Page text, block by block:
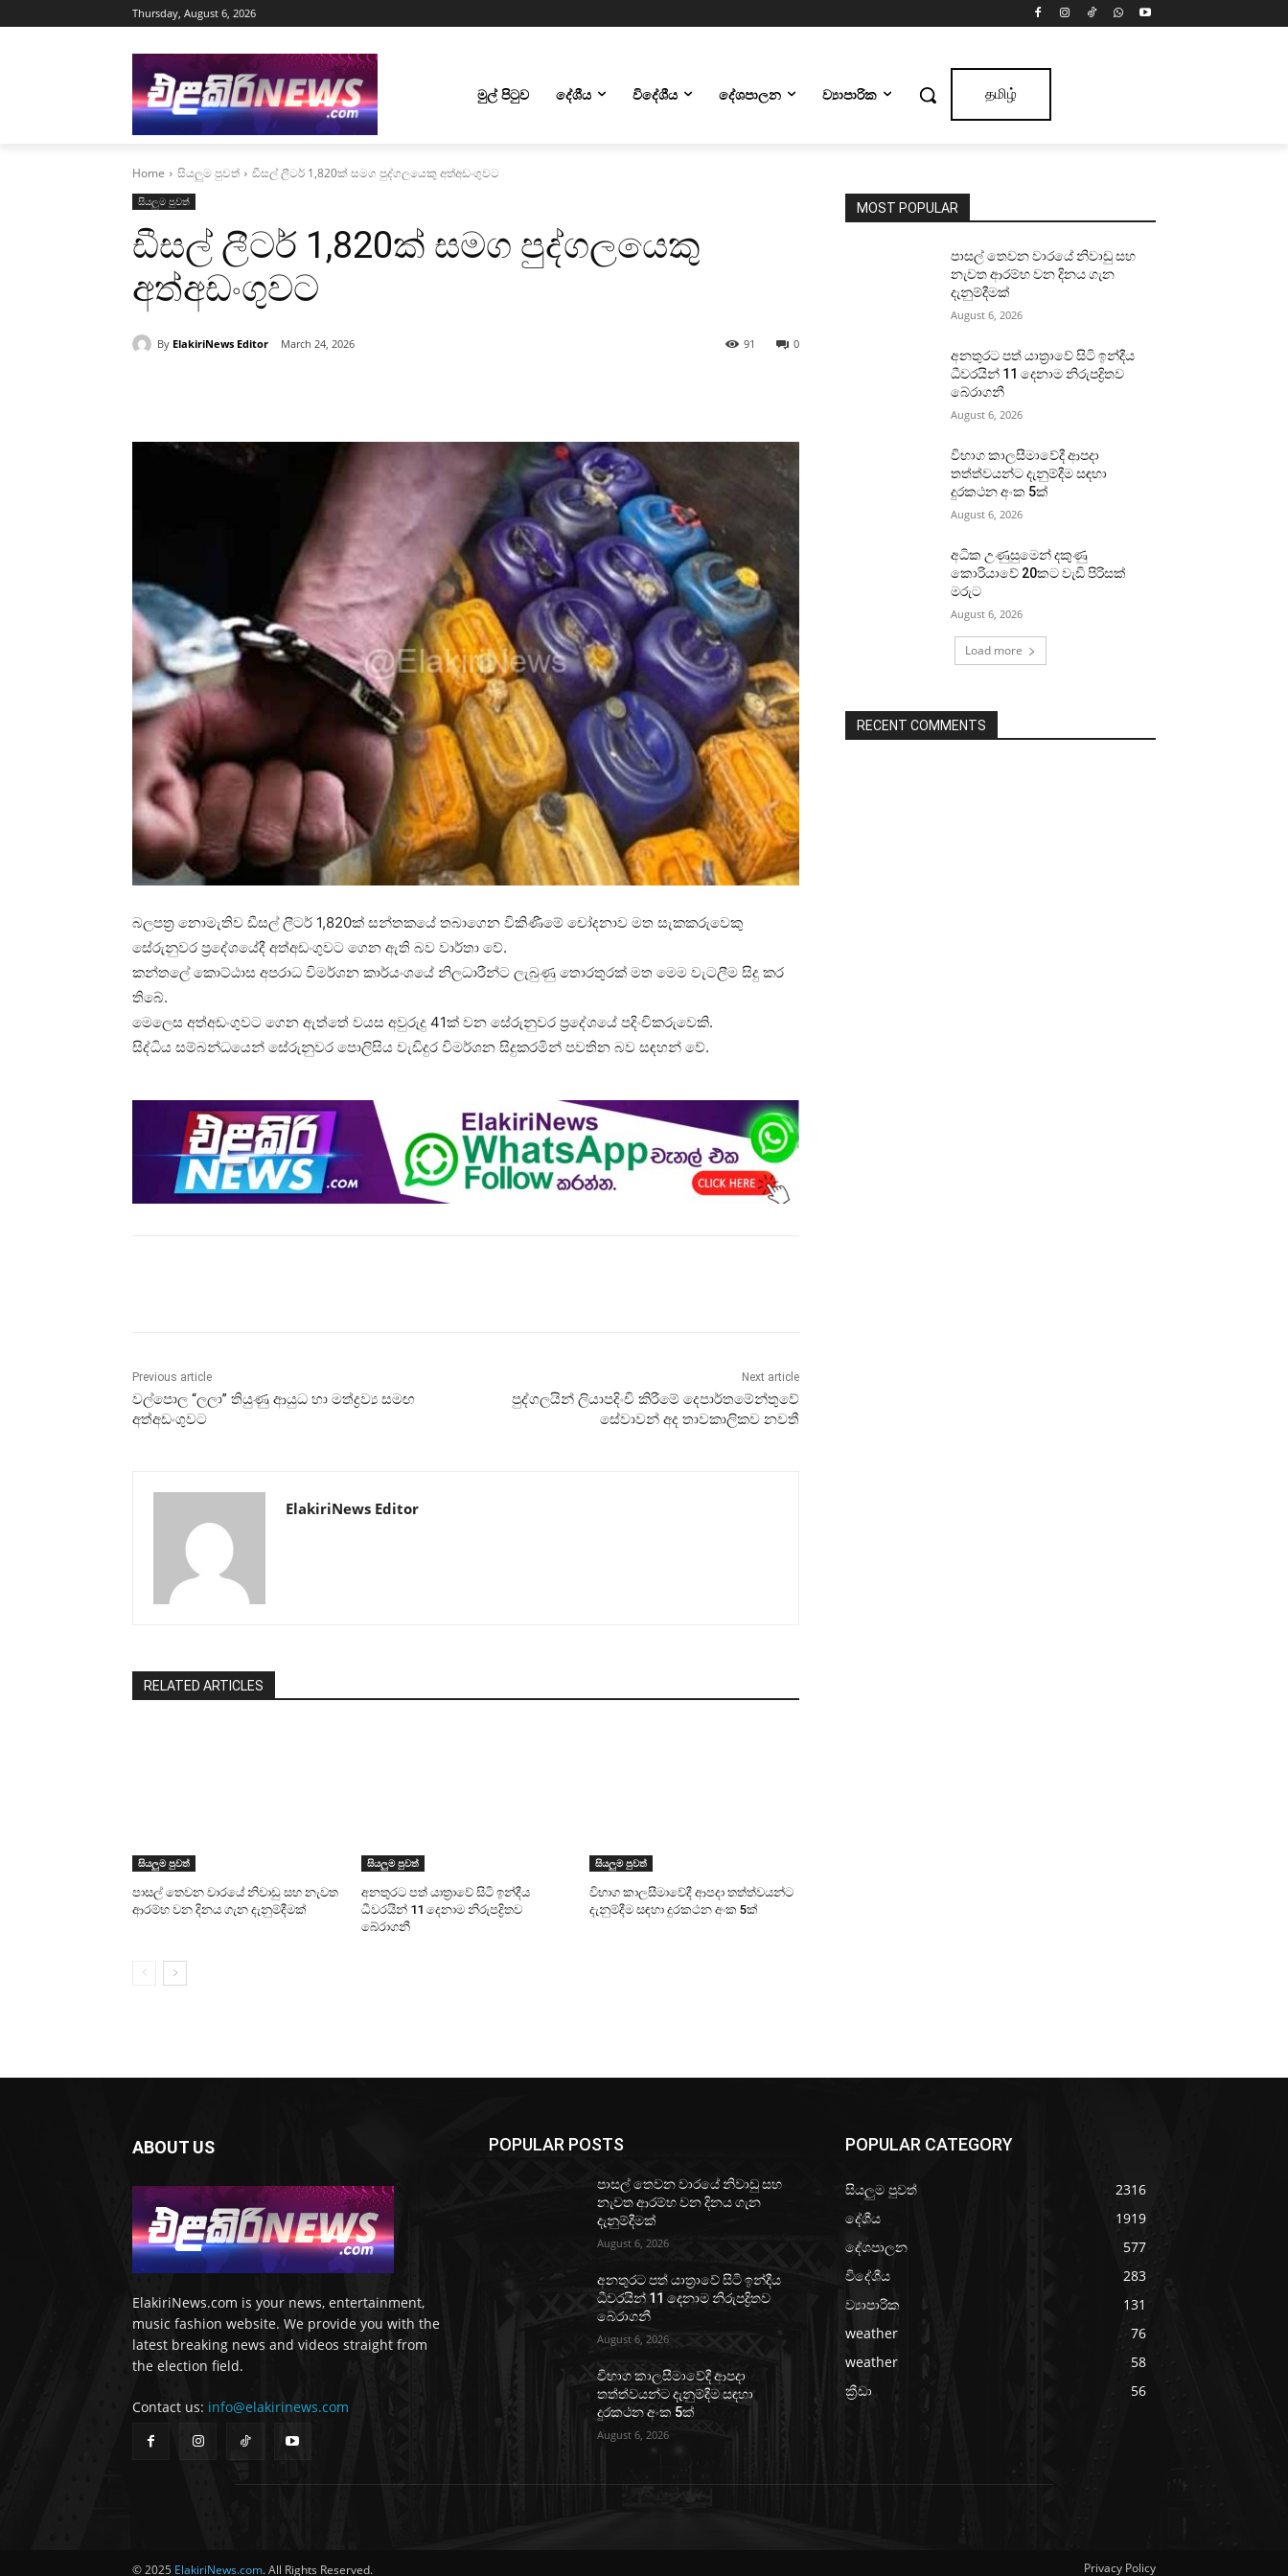
Thursday, August 6, 2026
මුල් පිටුව දේශීය විදේශීය දේශපාලන ව්‍යාපාරික தமிழ்
Home සියලුම පුවත් ඩීසල් ලීටර් 1,820ක් සමග පුද්ගලයෙකු අත්අඩංගුවට
සියලුම පුවත්
ඩීසල් ලීටර් 1,820ක් සමග පුද්ගලයෙකු
අත්අඩංගුවට
By ElakiriNews Editor March 24, 2026 0
91
බලපත්‍ර නොමැතිව ඩීසල් ලීටර් 1,820ක් සන්තකයේ තබාගෙන විකිණීමේ චෝදනාව මත සැකකරුවෙකු
සේරුනුවර ප්‍රදේශයේදී අත්අඩංගුවට ගෙන ඇති බව වාර්තා වේ.
කන්තලේ කොට්ඨාස අපරාධ විමර්ශන කාර්යංශයේ නිලධාරීන්ට ලැබුණු තොරතුරක් මත මෙම වැටලීම සිදු කර
තිබේ.
මෙලෙස අත්අඩංගුවට ගෙන ඇත්තේ වයස අවුරුදු 41ක් වන සේරුනුවර ප්‍රදේශයේ පදිංචිකරුවෙකි.
සිද්ධිය සම්බන්ධයෙන් සේරුනුවර පොලිසිය වැඩිදුර විමර්ශන සිදුකරමින් පවතින බව සඳහන් වේ.
Previous article
වල්පොල “ලලා” තියුණු ආයුධ හා මත්ද්‍රව්‍ය සමඟ
අත්අඩංගුවට
Next article
පුද්ගලයින් ලියාපදිංචි කිරීමේ දෙපාර්තමේන්තුවේ
සේවාවන් අද තාවකාලිකව නවතී
ElakiriNews Editor
RELATED ARTICLES
සියලුම පුවත්
පාසල් තෙවන වාරයේ නිවාඩු සහ නැවත
ආරම්භ වන දිනය ගැන දැනුම්දීමක්
සියලුම පුවත්
අනතුරට පත් යාත්‍රාවේ සිටි ඉන්දීය
ධීවරයින් 11 දෙනාම නිරුපද්‍රිතව
බේරාගනී
සියලුම පුවත්
විභාග කාලසීමාවේදී ආපදා තත්ත්වයන්ට
දැනුම්දීම සඳහා දුරකථන අංක 5ක්
MOST POPULAR
පාසල් තෙවන වාරයේ නිවාඩු සහ
නැවත ආරම්භ වන දිනය ගැන
දැනුම්දීමක්
August 6, 2026
අනතුරට පත් යාත්‍රාවේ සිටි ඉන්දීය
ධීවරයින් 11 දෙනාම නිරුපද්‍රිතව
බේරාගනී
August 6, 2026
විභාග කාලසීමාවේදී ආපදා
තත්ත්වයන්ට දැනුම්දීම සඳහා
දුරකථන අංක 5ක්
August 6, 2026
අධික උණුසුමෙන් දකුණු
කොරියාවේ 20කට වැඩි පිරිසක්
මරුට
August 6, 2026
Load more
RECENT COMMENTS
ABOUT US
ElakiriNews.com is your news, entertainment,
music fashion website. We provide you with the
latest breaking news and videos straight from
the election field.
Contact us: info@elakirinews.com
POPULAR POSTS
පාසල් තෙවන වාරයේ නිවාඩු සහ
නැවත ආරම්භ වන දිනය ගැන
දැනුම්දීමක්
August 6, 2026
අනතුරට පත් යාත්‍රාවේ සිටි ඉන්දීය
ධීවරයින් 11 දෙනාම නිරුපද්‍රිතව
බේරාගනී
August 6, 2026
විභාග කාලසීමාවේදී ආපදා
තත්ත්වයන්ට දැනුම්දීම සඳහා
දුරකථන අංක 5ක්
August 6, 2026
POPULAR CATEGORY
සියලුම පුවත්
2316
දේශීය
1919
දේශපාලන
577
විදේශීය
283
ව්‍යාපාරික
131
weather
76
weather
58
ක්‍රීඩා
56
© 2025 ElakiriNews.com. All Rights Reserved. Privacy Policy